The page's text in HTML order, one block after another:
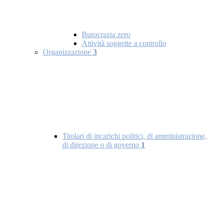
Burocrazia zero
Attività soggette a controllo
Organizzazione 3
Titolari di incarichi politici, di amministrazione,
di direzione o di governo 1